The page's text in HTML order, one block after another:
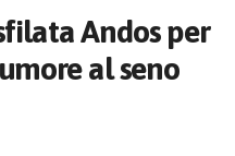
Andos per
al seno